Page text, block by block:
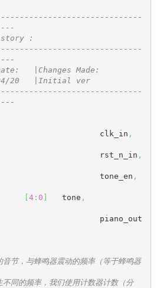
:
|Changes Made:
20   |Initial ver
					clk_in
,
					rst_n_in
,
					tone_en
,
4: 0
	tone
,
音节，与蜂鸣器震动的频率（等于蜂鸣器
不同的频率，我们使用计数器计数（分